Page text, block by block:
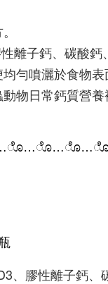
離子鈣、碳酸鈣
勻噴灑於食物表
物日常鈣質營養
ೊ…ೊ…ೊ…
、膠性離子鈣、